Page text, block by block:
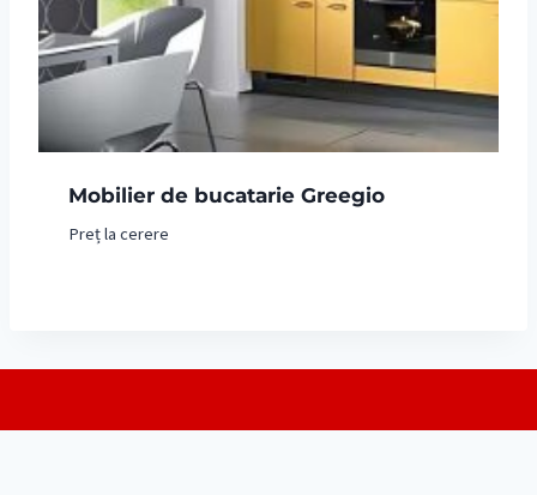
Mobilier de bucatarie Greegio
Preț la cerere